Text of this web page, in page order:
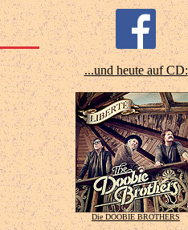
...und heute auf CD:
Die DOOBIE BROTHERS